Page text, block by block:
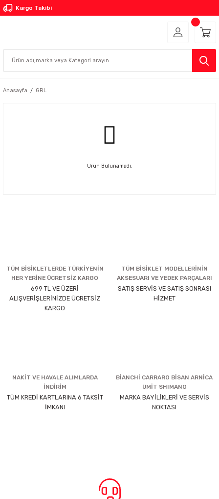
Kargo Takibi
Anasayfa GRL
Ürün Bulunamadı.
TÜM BİSİKLETLERDE TÜRKİYENİN
HER YERİNE ÜCRETSİZ KARGO
699 TL VE ÜZERİ
ALIŞVERİŞLERİNİZDE ÜCRETSİZ
KARGO
TÜM BİSİKLET MODELLERİNİN
AKSESUARI VE YEDEK PARÇALARI
SATIŞ SERVİS VE SATIŞ SONRASI
HİZMET
NAKİT VE HAVALE ALIMLARDA
İNDİRİM
TÜM KREDİ KARTLARINA 6 TAKSİT
İMKANI
BİANCHİ CARRARO BİSAN ARNİCA
ÜMİT SHIMANO
MARKA BAYİLİKLERİ VE SERVİS
NOKTASI